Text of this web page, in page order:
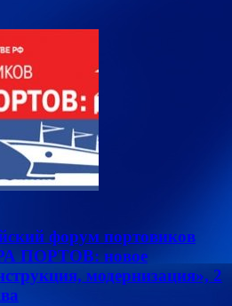
форум портовиков
ПОРТОВ: новое
модернизация», 2